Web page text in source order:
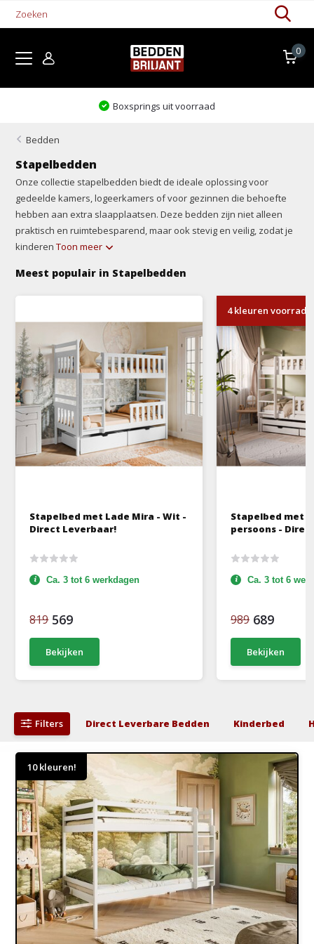
0
Boxsprings uit voorraad
Bedden
Stapelbedden
Onze collectie stapelbedden biedt de ideale oplossing voor
gedeelde kamers, logeerkamers of voor gezinnen die behoefte
hebben aan extra slaapplaatsen. Deze bedden zijn niet alleen
praktisch en ruimtebesparend, maar ook stevig en veilig, zodat je
kinderenToon meer
Meest populair in Stapelbedden
Stapelbed met Lade Mira - Wit -
Direct Leverbaar!
Ca. 3 tot 6 werkdagen
819 569
Bekijken
4 kleuren
Stapelbed met
persoons -
Ca. 3 tot 6
989 689
Bekijken
Filters Direct Leverbare Bedden Kinderbed
10 kleuren!